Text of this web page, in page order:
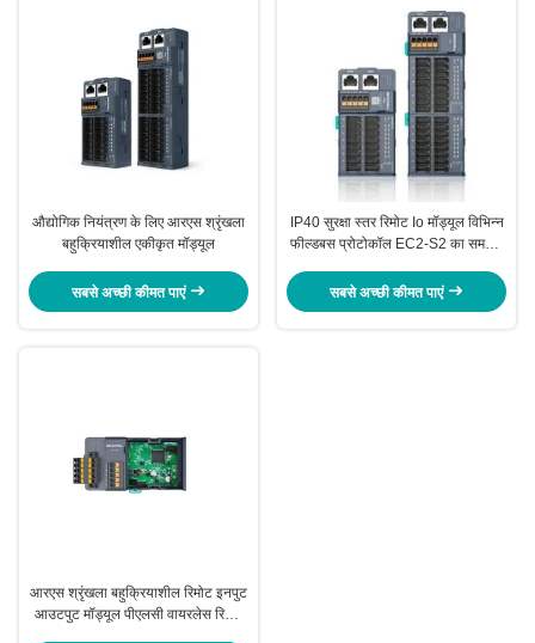
औद्योगिक नियंत्रण के लिए आरएस श्रृंखला
बहुक्रियाशील एकीकृत मॉड्यूल
सबसे अच्छी कीमत पाएं
IP40 सुरक्षा स्तर रिमोट Io मॉड्यूल विभिन्न
फील्डबस प्रोटोकॉल EC2-S2 का समर्थन
सबसे अच्छी कीमत पाएं
आरएस श्रृंखला बहुक्रियाशील रिमोट इनपुट
आउटपुट मॉड्यूल पीएलसी वायरलेस रिमोट